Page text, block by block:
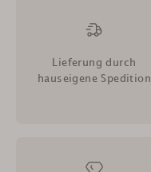
Lieferung durch
hauseigene Spedition